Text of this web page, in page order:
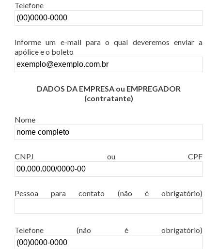
Telefone
Informe um e-mail para o qual deveremos enviar a
apólice e o boleto
DADOS DA EMPRESA ou EMPREGADOR
(contratante)
Nome
CNPJ ou CPF
Pessoa para contato (não é obrigatório)
Telefone (não é obrigatório)